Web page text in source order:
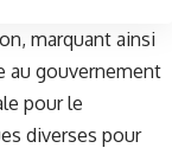
marquant ainsi
au gouvernement
pour le
diverses pour